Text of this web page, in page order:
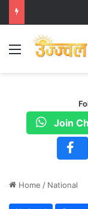
Menu
Join
Home / National